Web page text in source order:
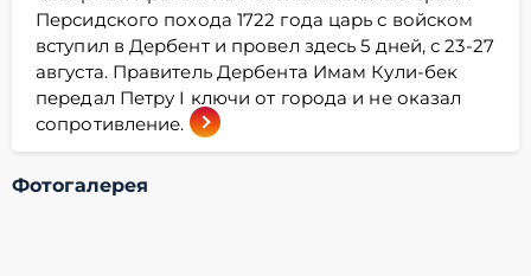
Персидского похода 1722 года царь с войском
вступил в Дербент и провел здесь 5 дней, с 23-27
августа. Правитель Дербента Имам Кули-бек
передал Петру I ключи от города и не оказал
сопротивление.
Фотогалерея